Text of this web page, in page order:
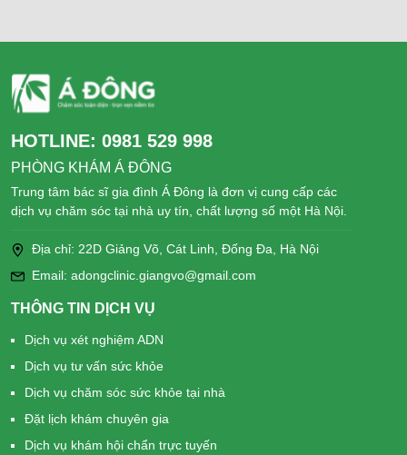
HOTLINE: 0981 529 998
PHÒNG KHÁM Á ĐÔNG
Trung tâm bác sĩ gia đình Á Đông là đơn vị cung cấp các
dịch vụ chăm sóc tại nhà uy tín, chất lượng số một Hà Nội.
Địa chỉ: 22D Giảng Võ, Cát Linh, Đống Đa, Hà Nội
Email: adongclinic.giangvo@gmail.com
THÔNG TIN DỊCH VỤ
Dịch vụ xét nghiệm ADN
Dịch vụ tư vấn sức khỏe
Dịch vụ chăm sóc sức khỏe tại nhà
Đặt lịch khám chuyên gia
Dịch vụ khám hội chẩn trực tuyến